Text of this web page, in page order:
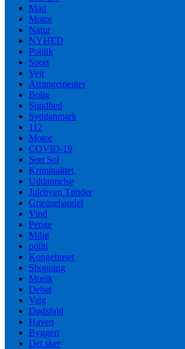
Mad
Motor
Natur
NYHED
Politik
Sport
Vejr
Arrangementer
Bolig
Sundhed
Syddanmark
112
Motor
COVID-19
Sort Sol
Kriminalitet
Uddannelse
Julebyen Tønder
Grænsehandel
Vind
Penge
Miljø
politi
Kongehuset
Shopping
Musik
Debat
Valg
Dødsfald
Haven
Byggeri
Det sker